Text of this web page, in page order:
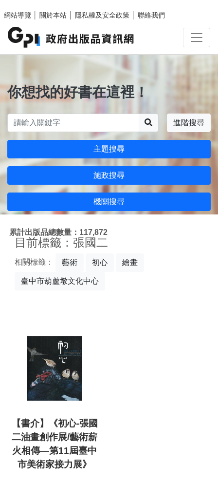
網站導覽
關於本站 隱私權及安全政策 聯絡我們
你想找的好書在這裡！
進階搜尋
主題搜尋
施政搜尋
機關搜尋
累計出版品總數量：117,872
目前標籤：張國二
相關標籤： 藝術 初心 繪畫
臺中市葫蘆墩文化中心
【書介】《初心-張國
二油畫創作展/藝術薪
火相傳—第11屆臺中
市美術家接力展》